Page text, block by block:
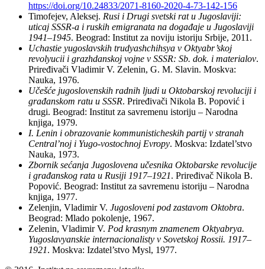
https://doi.org/10.24833/2071-8160-2020-4-73-142-156
Timofejev, Aleksej. Rusi i Drugi svetski rat u Jugoslaviji:
uticaj SSSR-a i ruskih emigranata na događaje u Jugoslaviji
1941–1945. Beograd: Institut za noviju istoriju Srbije, 2011.
Uchastie yugoslavskih trudyashchihsya v Oktyabr’skoj
revolyucii i grazhdanskoj vojne v SSSR: Sb. dok. i materialov.
Priređivači Vladimir V. Zelenin, G. M. Slavin. Moskva:
Nauka, 1976.
Učešće jugoslovenskih radnih ljudi u Oktobarskoj revoluciji i
građanskom ratu u SSSR. Priređivači Nikola B. Popović i
drugi. Beograd: Institut za savremenu istoriju – Narodna
knjiga, 1979.
I. Lenin i obrazovanie kommunisticheskih partij v stranah
Central’noj i Yugo-vostochnoj Evropy. Moskva: Izdatel’stvo
Nauka, 1973.
Zbornik sećanja Jugoslovena učesnika Oktobarske revolucije
i građanskog rata u Rusiji 1917–1921. Priređivač Nikola B.
Popović. Beograd: Institut za savremenu istoriju – Narodna
knjiga, 1977.
Zelenjin, Vladimir V. Jugosloveni pod zastavom Oktobra.
Beograd: Mlado pokolenje, 1967.
Zelenin, Vladimir V. Pod krasnym znamenem Oktyabrya.
Yugoslavyanskie internacionalisty v Sovetskoj Rossii. 1917–
1921. Moskva: Izdatel’stvo Mysl, 1977.